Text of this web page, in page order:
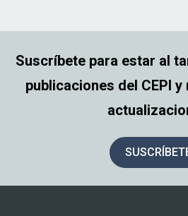
Suscríbete para estar al
publicaciones del CEPI